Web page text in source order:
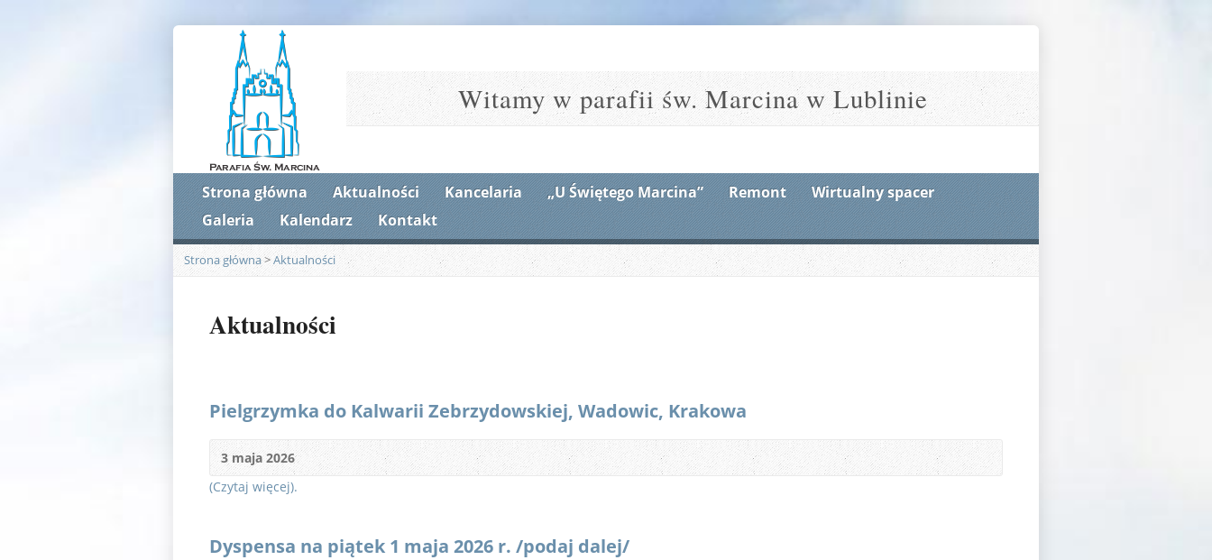
Witamy w parafii św. Marcina w Lublinie
Strona główna Aktualności Kancelaria „U Świętego Marcina” Remont
Wirtualny spacer
Galeria
Kalendarz Kontakt
Strona główna>Aktualności
Aktualności
Pielgrzymka do Kalwarii Zebrzydowskiej, Wadowic, Krakowa
3 maja 2026
(Czytaj więcej).
Dyspensa na piątek 1 maja 2026 r. /podaj dalej/